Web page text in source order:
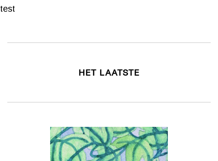
test
HET LAATSTE